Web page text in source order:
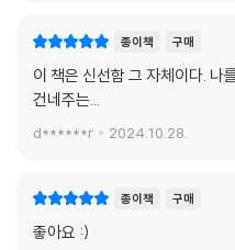
종이책 구매
이 책은 신선함 그 자체이다. 나
건네주는...
d******r 2024.10.28.
종이책 구매
좋아요 :)